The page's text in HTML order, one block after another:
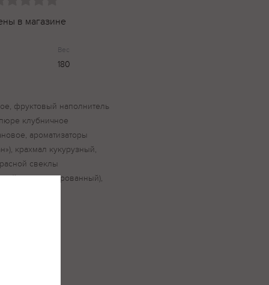
в магазине
Вес
180
фруктовый наполнитель
клубничное
ароматизаторы
крахмал кукурузный,
свеклы
концентрированный),